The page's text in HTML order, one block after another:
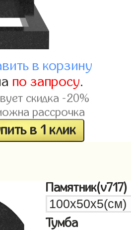
в корзину
по запросу.
скидка -20%
рассрочка
в 1 клик
Памятник(v717)
Тумба